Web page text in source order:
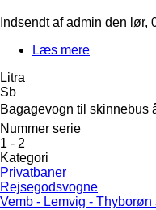
Indsendt afadmin den lør,
Læs mere
Litra
Sb
Bagagevogn til skinnebus
Nummer serie
1 - 2
Kategori
Privatbaner
Rejsegodsvogne
Vemb - Lemvig - Thyborøn